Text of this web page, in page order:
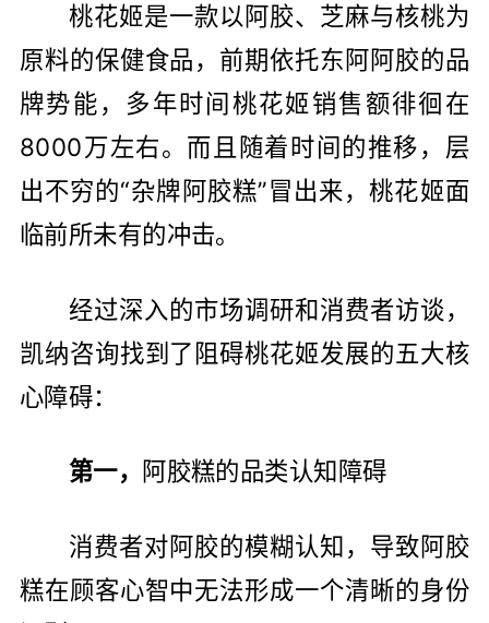
桃花姬是一款以阿胶、芝麻与核桃为
原料的保健食品，前期依托东阿阿胶的品
牌势能，多年时间桃花姬销售额徘徊在
8000万左右。而且随着时间的推移，层
出不穷的“杂牌阿胶糕”冒出来，桃花姬面
临前所未有的冲击。
经过深入的市场调研和消费者访谈，
凯纳咨询找到了阻碍桃花姬发展的五大核
心障碍：
第一， 阿胶糕的品类认知障碍
消费者对阿胶的模糊认知，导致阿胶
糕在顾客心智中无法形成一个清晰的身份